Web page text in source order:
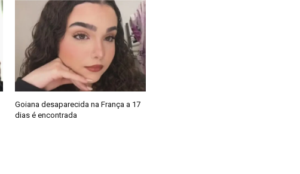
Goiana desaparecida na França a 17
dias é encontrada